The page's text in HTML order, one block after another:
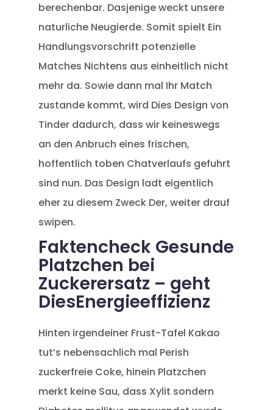
berechenbar. Dasjenige weckt unsere
naturliche Neugierde. Somit spielt Ein
Handlungsvorschrift potenzielle
Matches Nichtens aus einheitlich nicht
mehr da. Sowie dann mal Ihr Match
zustande kommt, wird Dies Design von
Tinder dadurch, dass wir keineswegs
an den Anbruch eines frischen,
hoffentlich toben Chatverlaufs gefuhrt
sind nun. Das Design ladt eigentlich
eher zu diesem Zweck Der, weiter drauf
swipen.
Faktencheck Gesunde
Platzchen bei
Zuckerersatz – geht
DiesEnergieeffizienz
Hinten irgendeiner Frust-Tafel Kakao
tut’s nebensachlich mal Perish
zuckerfreie Coke, hinein Platzchen
merkt keine Sau, dass Xylit sondern